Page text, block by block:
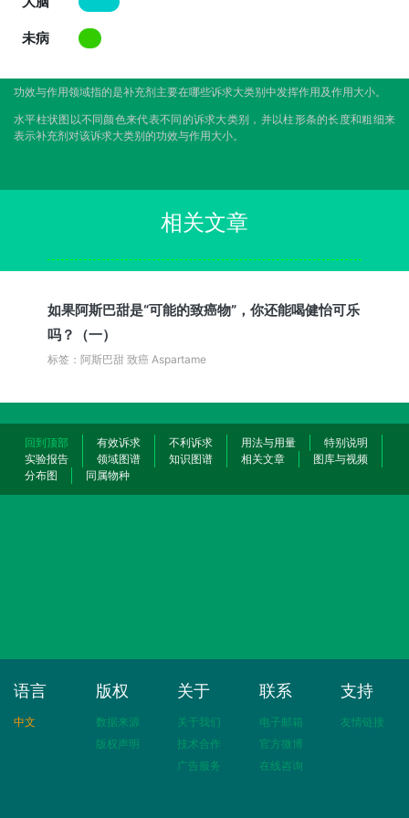
未病
功效与作用领域指的是补充剂主要在哪些诉求大类别中发挥作用及作用大小。
水平柱状图以不同颜色来代表不同的诉求大类别，并以柱形条的长度和粗细来
表示补充剂对该诉求大类别的功效与作用大小。
相关文章
如果阿斯巴甜是“可能的致癌物”，你还能喝健怡可乐
吗？（一）
标签：阿斯巴甜 致癌 Aspartame
回到顶部 有效诉求 不利诉求 用法与用量
特别说明
实验报告
领域图谱 知识图谱 相关文章
图库与视频
分布图
同属物种
语言
中文
版权
数据来源
版权声明
关于
关于我们
技术合作
广告服务
联系
电子邮箱
官方微博
在线咨询
支持
友情链接